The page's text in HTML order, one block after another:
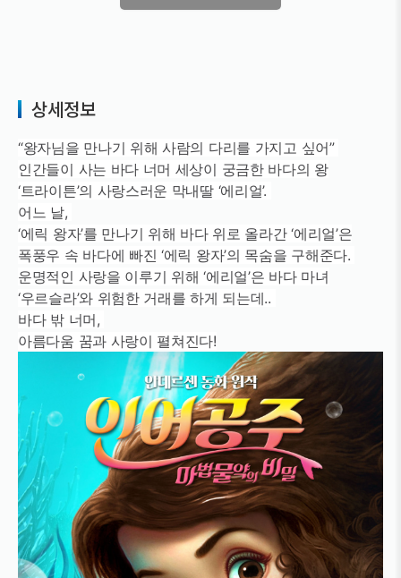
상세정보
“왕자님을 만나기 위해 사람의 다리를 가지고 싶어”
인간들이 사는 바다 너머 세상이 궁금한 바다의 왕
‘트라이튼’의 사랑스러운 막내딸 ‘에리얼’.
어느 날,
‘에릭 왕자’를 만나기 위해 바다 위로 올라간 ‘에리얼’은
폭풍우 속 바다에 빠진 ‘에릭 왕자’의 목숨을 구해준다.
운명적인 사랑을 이루기 위해 ‘에리얼’은 바다 마녀
‘우르슬라’와 위험한 거래를 하게 되는데..
바다 밖 너머,
아름다움 꿈과 사랑이 펼쳐진다!